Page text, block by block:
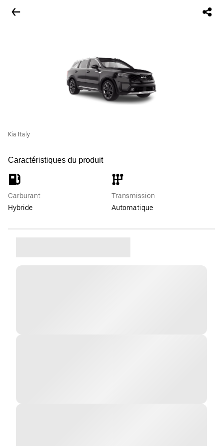
Kia Italy
Caractéristiques du produit
Carburant
Hybride
Transmission
Automatique